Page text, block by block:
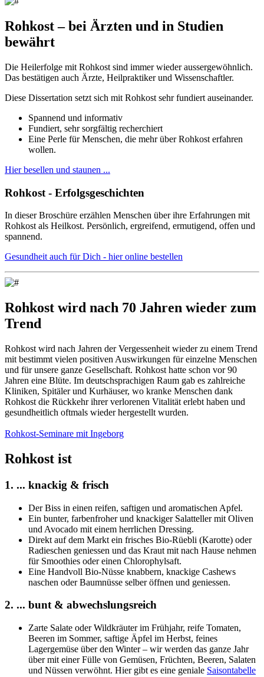
Rohkost – bei Ärzten und in Studien
bewährt
Die Heilerfolge mit Rohkost sind immer wieder aussergewöhnlich.
Das bestätigen auch Ärzte, Heilpraktiker und Wissenschaftler.
Diese Dissertation setzt sich mit Rohkost sehr fundiert auseinander.
Spannend und informativ
Fundiert, sehr sorgfältig recherchiert
Eine Perle für Menschen, die mehr über Rohkost erfahren
wollen.
Hier besellen und staunen ...
Rohkost - Erfolgsgeschichten
In dieser Broschüre erzählen Menschen über ihre Erfahrungen mit
Rohkost als Heilkost. Persönlich, ergreifend, ermutigend, offen und
spannend.
Gesundheit auch für Dich - hier online bestellen
Rohkost wird nach 70 Jahren wieder zum
Trend
Rohkost wird nach Jahren der Vergessenheit wieder zu einem Trend
mit bestimmt vielen positiven Auswirkungen für einzelne Menschen
und für unsere ganze Gesellschaft. Rohkost hatte schon vor 90
Jahren eine Blüte. Im deutschsprachigen Raum gab es zahlreiche
Kliniken, Spitäler und Kurhäuser, wo kranke Menschen dank
Rohkost die Rückkehr ihrer verlorenen Vitalität erlebt haben und
gesundheitlich oftmals wieder hergestellt wurden.
Rohkost-Seminare mit Ingeborg
Rohkost ist
1. ... knackig & frisch
Der Biss in einen reifen, saftigen und aromatischen Apfel.
Ein bunter, farbenfroher und knackiger Salatteller mit Oliven
und Avocado mit einem herrlichen Dressing.
Direkt auf dem Markt ein frisches Bio-Rüebli (Karotte) oder
Radieschen geniessen und das Kraut mit nach Hause nehmen
für Smoothies oder einen Chlorophylsaft.
Eine Handvoll Bio-Nüsse knabbern, knackige Cashews
naschen oder Baumnüsse selber öffnen und geniessen.
2. ... bunt & abwechslungsreich
Zarte Salate oder Wildkräuter im Frühjahr, reife Tomaten,
Beeren im Sommer, saftige Äpfel im Herbst, feines
Lagergemüse über den Winter – wir werden das ganze Jahr
über mit einer Fülle von Gemüsen, Früchten, Beeren, Salaten
und Nüssen verwöhnt. Hier gibt es eine geniale Saisontabelle